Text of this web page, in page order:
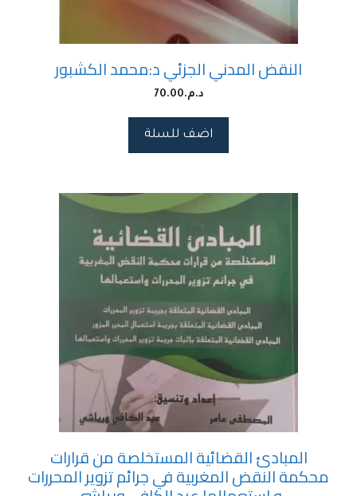
النقض المدني الجزئي د:محمد الكشبور
د.م.70.00
اضف للسلة
المبادئ القضائية المستخلصة من قرارات
محكمة النقض المغربية في جرائم تزوير المحررات